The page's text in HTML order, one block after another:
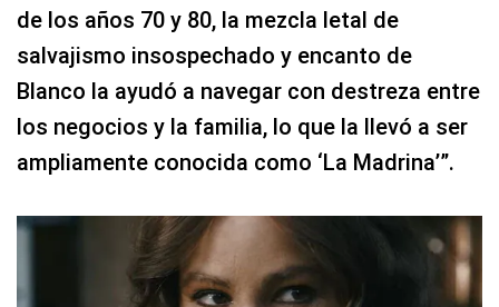
de los años 70 y 80, la mezcla letal de
salvajismo insospechado y encanto de
Blanco la ayudó a navegar con destreza entre
los negocios y la familia, lo que la llevó a ser
ampliamente conocida como ‘La Madrina’”.